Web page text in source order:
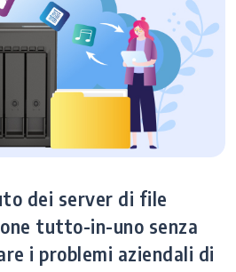
dei server di file
tutto-in-uno senza
i problemi aziendali di